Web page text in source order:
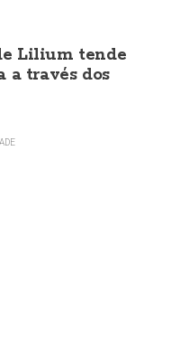
Lilium tende
a través dos